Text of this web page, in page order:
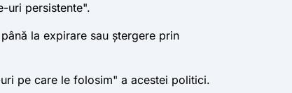
uri persistente".
la expirare sau ștergere prin
pe care le folosim" a acestei politici.